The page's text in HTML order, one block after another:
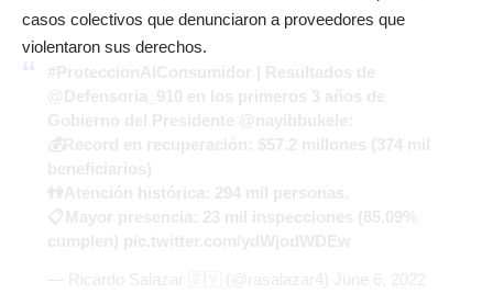
casos colectivos que denunciaron a proveedores que
violentaron sus derechos.